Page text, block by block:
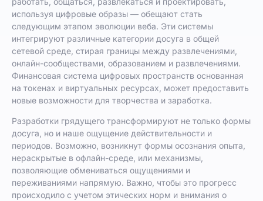
используя цифровые образы — обещают стать
следующим этапом эволюции веба. Эти системы
интегрируют различные категории досуга в общей
сетевой среде, стирая границы между развлечениями,
онлайн-сообществами, образованием и развлечениями.
Финансовая система цифровых пространств основанная
на токенах и виртуальных ресурсах, может предоставить
новые возможности для творчества и заработка.
Разработки грядущего трансформируют не только формы
досуга, но и наше ощущение действительности и
периодов. Возможно, возникнут формы осознания опыта,
нераскрытые в офлайн-среде, или механизмы,
позволяющие обмениваться ощущениями и
переживаниями напрямую. Важно, чтобы это прогресс
происходило с учетом этических норм и внимания о